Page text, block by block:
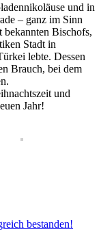
und in
– ganz im Sinn
bekannten Bischofs,
Stadt in
lebte. Dessen
Brauch, bei dem
und
Jahr!
bestanden!